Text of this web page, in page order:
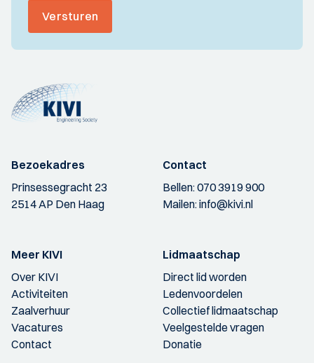
Versturen
Bezoekadres
Prinsessegracht 23
2514 AP Den Haag
Contact
Bellen:070 3919 900
Mailen:info@kivi.nl
Meer KIVI
Over KIVI
Activiteiten
Zaalverhuur
Vacatures
Contact
Lidmaatschap
Direct lid worden
Ledenvoordelen
Collectief lidmaatschap
Veelgestelde vragen
Donatie